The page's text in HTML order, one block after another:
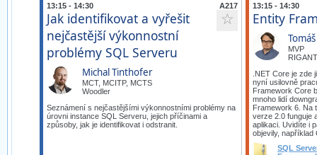
A217
13:15 - 14:30
☆
Jak identifikovat a vyřešit
nejčastější výkonnostní
problémy SQL Serveru
Michal Tinthofer
MCT, MCITP, MCTS
Woodler
Seznámení s nejčastějšími výkonnostními problémy na
úrovni instance SQL Serveru, jejich příčinami a
způsoby, jak je identifikovat i odstranit.
13:15 - 14:30
Entity
MVP
.NET Core je zde
nyní usilovně
Framework Core
mnoho lidí
Framework 6. Na
verze 2.0 funguje
aplikaci. Uvidíte i
objevily, například
SQL